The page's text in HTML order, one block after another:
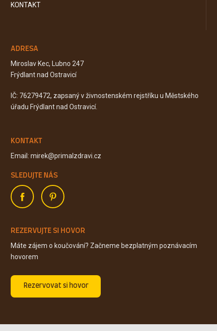
KONTAKT
ADRESA
Miroslav Kec, Lubno 247
Frýdlant nad Ostravicí
IČ: 76279472, zapsaný v živnostenském rejstříku u Městského
úřadu Frýdlant nad Ostravicí.
KONTAKT
Email: mirek@primalzdravi.cz
SLEDUJTE NÁS
REZERVUJTE SI HOVOR
Máte zájem o koučování? Začneme bezplatným poznávacím
hovorem
Rezervovat si hovor